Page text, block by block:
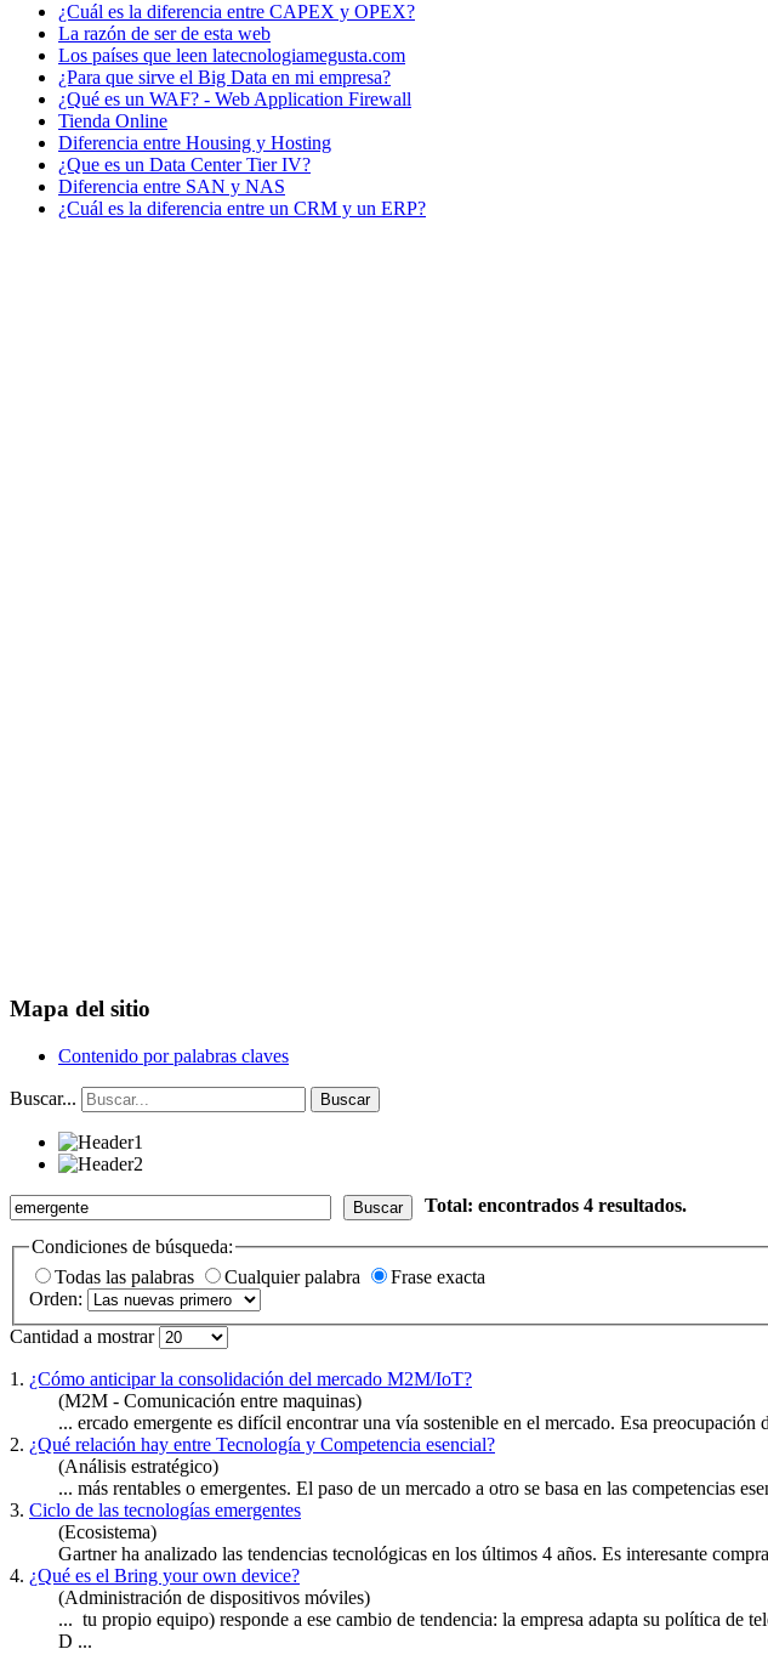
¿Cuál es la diferencia entre CAPEX y OPEX?
La razón de ser de esta web
Los países que leen latecnologiamegusta.com
¿Para que sirve el Big Data en mi empresa?
¿Qué es un WAF? - Web Application Firewall
Tienda Online
Diferencia entre Housing y Hosting
¿Que es un Data Center Tier IV?
Diferencia entre SAN y NAS
¿Cuál es la diferencia entre un CRM y un ERP?
Mapa del sitio
Contenido por palabras claves
Buscar... Buscar
Buscar Total: encontrados 4 resultados.
Condiciones de búsqueda:
Todas las palabras
Cualquier palabra
Frase exacta
Orden:
Cantidad a mostrar
1. ¿Cómo anticipar la consolidación del mercado M2M/IoT?
(M2M - Comunicación entre maquinas)
... ercado emergente es difícil encontrar una vía sostenible en el mercado. Esa
2. ¿Qué relación hay entre Tecnología y Competencia esencial?
(Análisis estratégico)
... más rentables o emergentes. El paso de un mercado a otro se basa en las competencias
3. Ciclo de las tecnologías emergentes
(Ecosistema)
Gartner ha analizado las tendencias tecnológicas en los últimos 4 años. Es interesante
4. ¿Qué es el Bring your own device?
(Administración de dispositivos móviles)
... tu propio equipo) responde a ese cambio de tendencia: la empresa adapta su política de
D ...